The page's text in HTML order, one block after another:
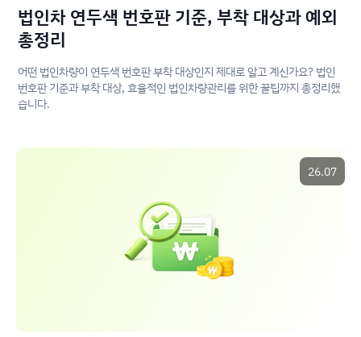
법인차 연두색 번호판 기준, 부착 대상과 예외
총정리
어떤 법인차량이 연두색 번호판 부착 대상인지 제대로 알고 계신가요? 법인
번호판 기준과 부착 대상, 효율적인 법인차량관리를 위한 꿀팁까지 총정리했
습니다.
26.07